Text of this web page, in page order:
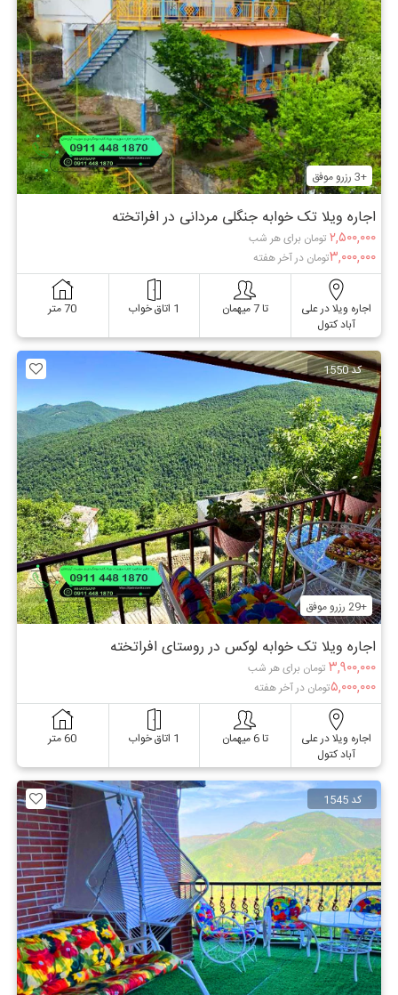
+3 رزرو موفق
اجاره ویلا تک خوابه جنگلی مردانی در افراتخته
۲,۵۰۰,۰۰۰ تومان برای هر شب
۳,۰۰۰,۰۰۰تومان در آخر هفته
اجاره ویلا در علی
آباد کتول
تا 7 میهمان 1 اتاق خواب 70 متر
کد 1550
+29 رزرو موفق
اجاره ویلا تک خوابه لوکس در روستای افراتخته
۳,۹۰۰,۰۰۰ تومان برای هر شب
۵,۰۰۰,۰۰۰تومان در آخر هفته
اجاره ویلا در علی
آباد کتول
تا 6 میهمان 1 اتاق خواب 60 متر
کد 1545